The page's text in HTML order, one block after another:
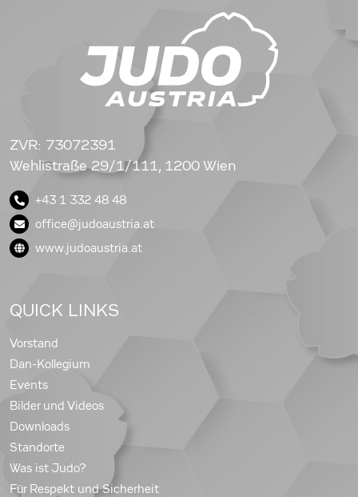
ZVR: 73072391
Wehlistraße 29/1/111, 1200 Wien
+43 1 332 48 48
office@judoaustria.at
www.judoaustria.at
QUICK LINKS
Vorstand
Dan-Kollegium
Events
Bilder und Videos
Downloads
Standorte
Was ist Judo?
Für Respekt und Sicherheit